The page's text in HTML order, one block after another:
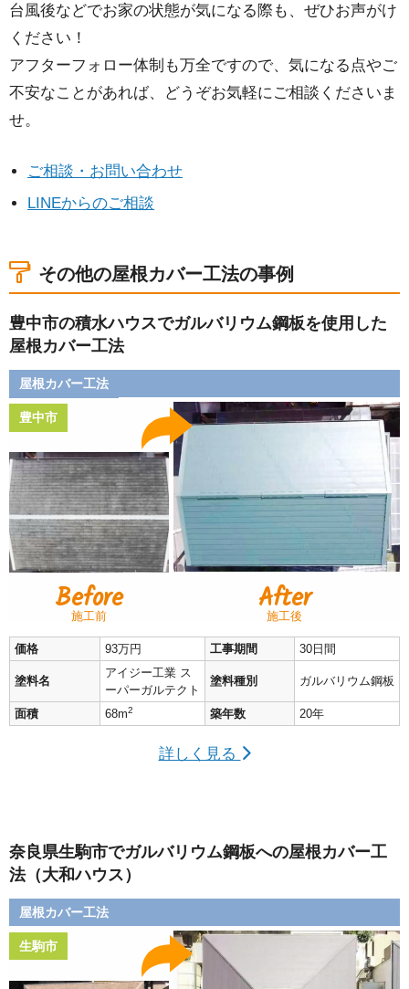
台風後などでお家の状態が気になる際も、ぜひお声がけ
ください！
アフターフォロー体制も万全ですので、気になる点やご
不安なことがあれば、どうぞお気軽にご相談くださいま
せ。
ご相談・お問い合わせ
LINEからのご相談
その他の屋根カバー工法の事例
豊中市の積水ハウスでガルバリウム鋼板を使用した
屋根カバー工法
屋根カバー工法
豊中市
Before
施工前 After
施工後
価格 93万円 工事期間 30日間
塗料名
アイジー工業 ス
ーパーガルテクト
塗料種別 ガルバリウム鋼板
面積 68m2 築年数 20年
詳しく見る
奈良県生駒市でガルバリウム鋼板への屋根カバー工
法（大和ハウス）
屋根カバー工法
生駒市